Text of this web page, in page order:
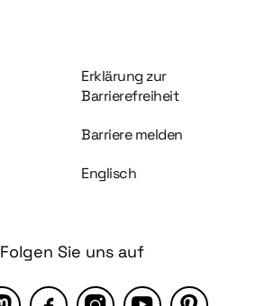
Information und Service
Erklärung zur
Barrierefreiheit
Barriere melden
Englisch
Folgen Sie uns auf